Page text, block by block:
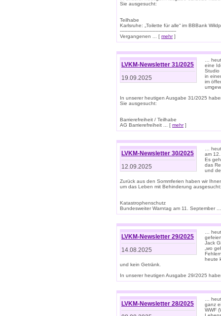
Sie ausgesucht:
Teilhabe
Karlsruhe: „Toilette für alle“ im BBBank
--------------------------------------
Vergangenen ... [ mehr]
LVKM-Newsletter 31/2025
19.09.2025
…
eine
Studio
in
im
In unserer heutigen Ausgabe 31/2025
Sie ausgesucht:
Barrierefreiheit / Teilhabe
AG Barrierefreiheit ... [ mehr]
LVKM-Newsletter 30/2025
12.09.2025
…
am
Es
das
und
Zurück aus den Sommferien haben wir
um das Leben mit Behinderung ausgesucht:
Katastrophenschutz
Bundesweiter Warntag am 11. September
LVKM-Newsletter 29/2025
14.08.2025
…
Jack
„wo
heute
und kein Getränk.
In unserer heutigen Ausgabe 29/2025
LVKM-Newsletter 28/2025
…
ganz
WWF